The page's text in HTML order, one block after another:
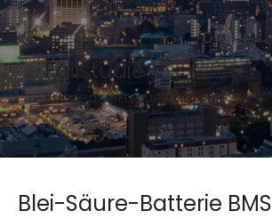
Fallstudie
Kunden vertrauen darauf
Blei-Säure-Batterie BMS